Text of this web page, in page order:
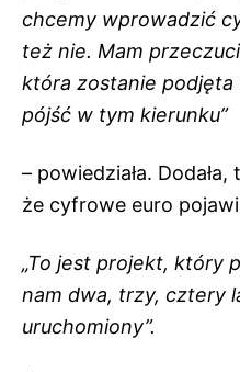
chcemy wprowadzić
też nie. Mam
która zostanie podjęta
pójść w tym kierunku”
– powiedziała.
że cyfrowe euro
„To jest projekt, który
nam dwa, trzy, cztery
uruchomiony”.